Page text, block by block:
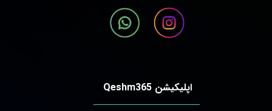
اپلیکیشن Qeshm365